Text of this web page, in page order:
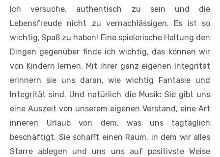
Ich versuche, authentisch zu sein und die
Lebensfreude nicht zu vernachlässigen. Es ist so
wichtig, Spaß zu haben! Eine spielerische Haltung den
Dingen gegenüber finde ich wichtig, das können wir
von Kindern lernen. Mit ihrer ganz eigenen Integrität
erinnern sie uns daran, wie wichtig Fantasie und
Integrität sind. Und natürlich die Musik: Sie gibt uns
eine Auszeit von unserem eigenen Verstand, eine Art
inneren Urlaub von dem, was uns tagtäglich
beschäftigt. Sie schafft einen Raum, in dem wir alles
Starre ablegen und uns uns auf positivste Weise